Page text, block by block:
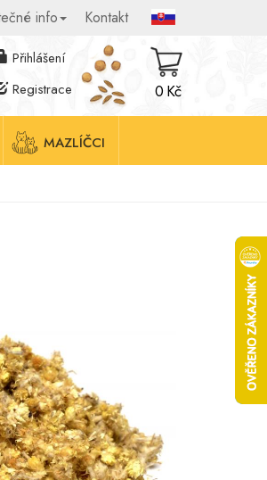
info Kontakt
Přihlášení
Registrace
0 Kč
MAZLÍČCI